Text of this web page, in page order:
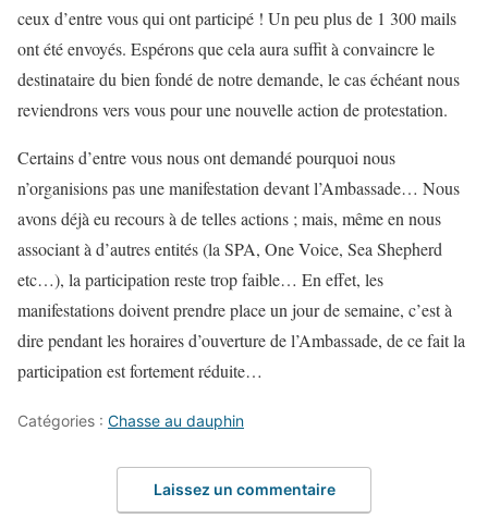
ceux d’entre vous qui ont participé ! Un peu plus de 1 300 mails
ont été envoyés. Espérons que cela aura suffit à convaincre le
destinataire du bien fondé de notre demande, le cas échéant nous
reviendrons vers vous pour une nouvelle action de protestation.
Certains d’entre vous nous ont demandé pourquoi nous
n’organisions pas une manifestation devant l’Ambassade… Nous
avons déjà eu recours à de telles actions ; mais, même en nous
associant à d’autres entités (la SPA, One Voice, Sea Shepherd
etc…), la participation reste trop faible… En effet, les
manifestations doivent prendre place un jour de semaine, c’est à
dire pendant les horaires d’ouverture de l’Ambassade, de ce fait la
participation est fortement réduite…
Catégories : Chasse au dauphin
Laissez un commentaire